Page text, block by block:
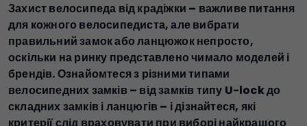
Захист велосипеда від крадіжки – важливе питання
для кожного велосипедиста, але вибрати
правильний замок або ланцюжок непросто,
оскільки на ринку представлено чимало моделей і
брендів. Ознайомтеся з різними типами
велосипедних замків – від замків типу U-lock до
складних замків і ланцюгів – і дізнайтеся, які